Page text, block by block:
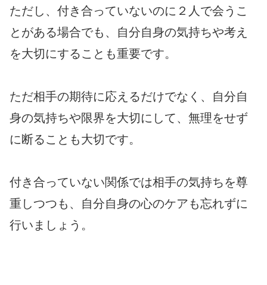
ただし、付き合っていないのに２人で会うこ
とがある場合でも、自分自身の気持ちや考え
を大切にすることも重要です。
ただ相手の期待に応えるだけでなく、自分自
身の気持ちや限界を大切にして、無理をせず
に断ることも大切です。
付き合っていない関係では相手の気持ちを尊
重しつつも、自分自身の心のケアも忘れずに
行いましょう。